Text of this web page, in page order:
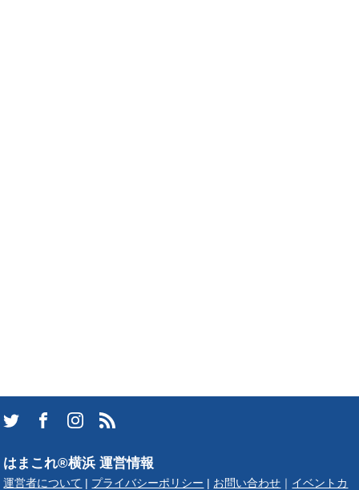
はまこれ®横浜 運営情報
運営者について プライバシーポリシー お問い合わせ イベントカ